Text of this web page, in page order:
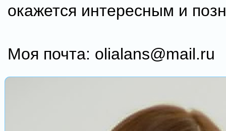
окажется интересным и
Моя почта: olialans@mail.ru